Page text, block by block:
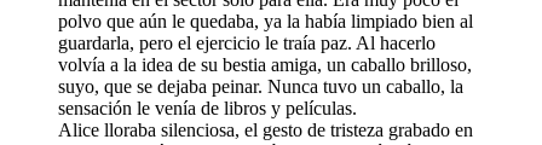
polvo que aún le quedaba, ya la había limpiado bien al
guardarla, pero el ejercicio le traía paz. Al hacerlo
volvía a la idea de su bestia amiga, un caballo brilloso,
suyo, que se dejaba peinar. Nunca tuvo un caballo, la
sensación le venía de libros y películas.
Alice lloraba silenciosa, el gesto de tristeza grabado en